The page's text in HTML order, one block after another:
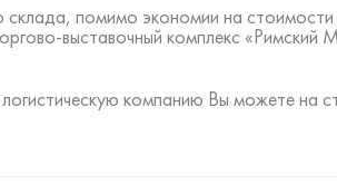
помимо экономии на
выставочный комплекс
компанию Вы можете на